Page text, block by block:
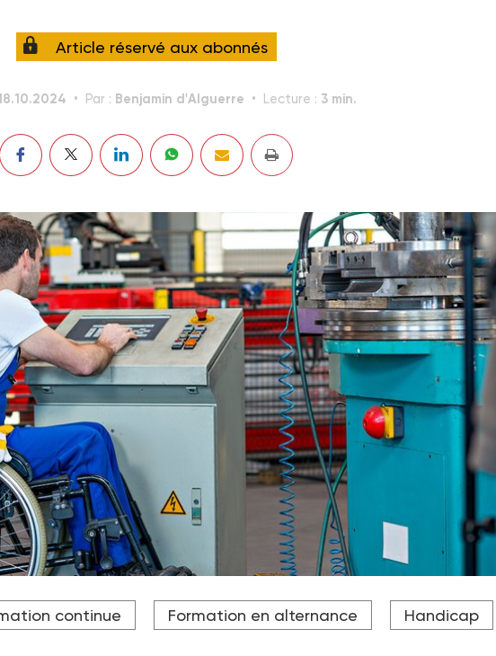
Article réservé aux abonnés
Par : Benjamin d'Alguerre Lecture : 3 min.
de son budget à 507 millions d'euros et par la ponction de 50% que
les entreprises adaptées, l'Agefiph pourrait engager 2025 avec une
continue Formation en alternance Handicap